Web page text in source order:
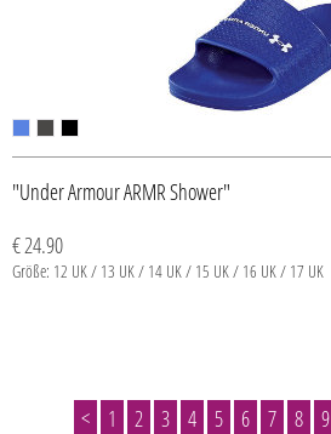
"Under Armour ARMR Shower"
€ 24.90
Größe: 12 UK / 13 UK / 14 UK / 15 UK / 16 UK / 17 UK
< 1 2 3 4 5 6 7 8 9